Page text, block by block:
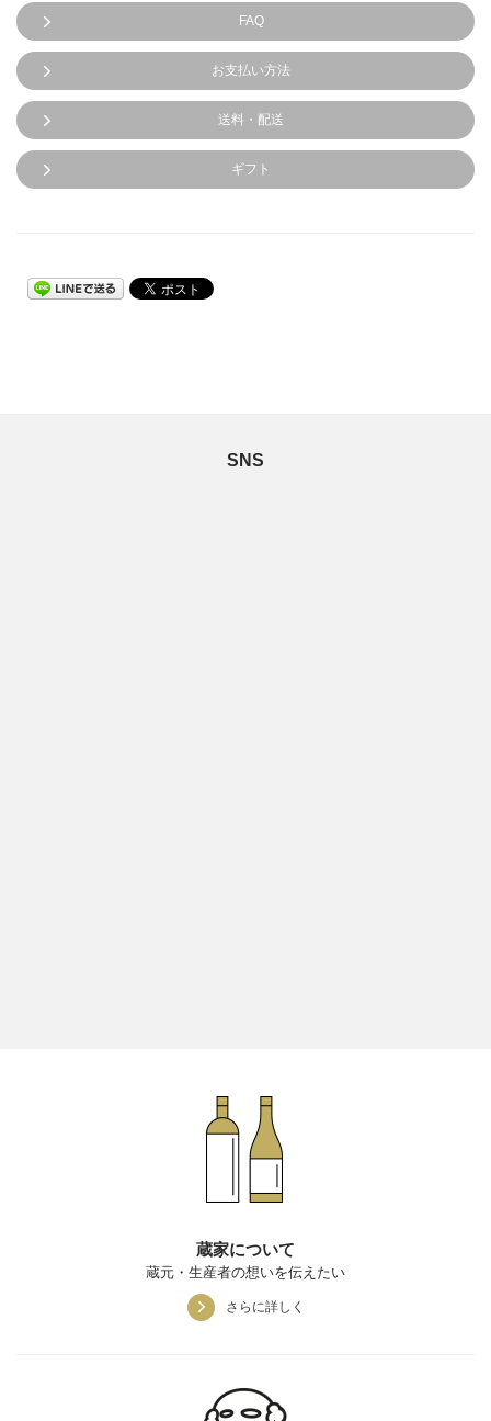
FAQ
お支払い方法
送料・配送
ギフト
SNS
蔵家について
蔵元・生産者の想いを伝えたい
さらに詳しく